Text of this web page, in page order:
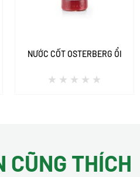
NƯỚC CỐT OSTERBERG ỔI
CŨNG THÍCH